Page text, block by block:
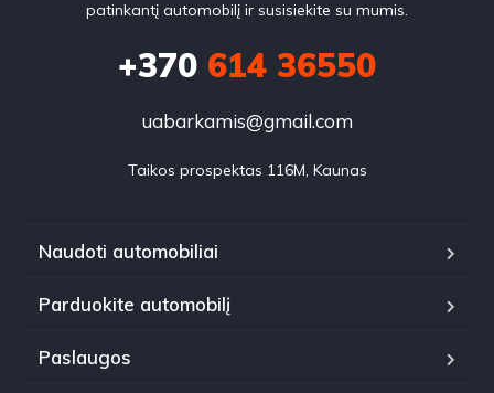
patinkantį automobilį ir susisiekite su mumis.
+370 614 36550
uabarkamis@gmail.com
Taikos prospektas 116M, Kaunas
Naudoti automobiliai
Parduokite automobilį
Paslaugos